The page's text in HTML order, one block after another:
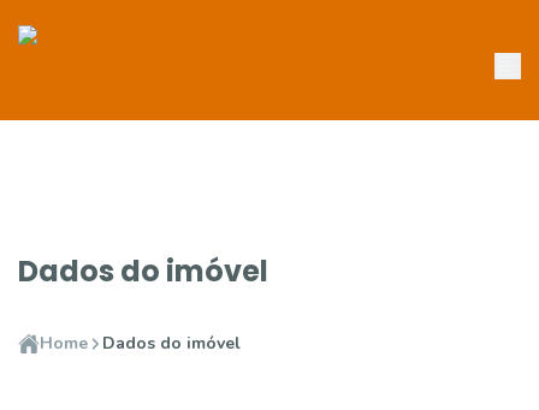
Dados do imóvel
Home Dados do imóvel